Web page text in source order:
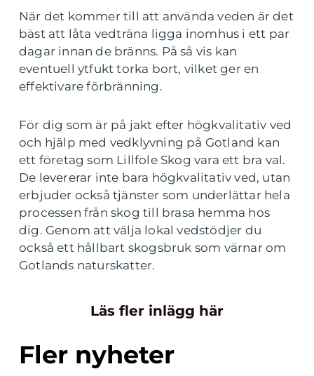
När det kommer till att använda veden är det
bäst att låta vedträna ligga inomhus i ett par
dagar innan de bränns. På så vis kan
eventuell ytfukt torka bort, vilket ger en
effektivare förbränning.
För dig som är på jakt efter högkvalitativ ved
och hjälp med vedklyvning på Gotland kan
ett företag som Lillfole Skog vara ett bra val.
De levererar inte bara högkvalitativ ved, utan
erbjuder också tjänster som underlättar hela
processen från skog till brasa hemma hos
dig. Genom att välja lokal vedstödjer du
också ett hållbart skogsbruk som värnar om
Gotlands naturskatter.
Läs fler inlägg här
Fler nyheter